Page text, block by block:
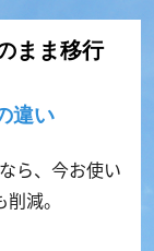
まま移行
違い
ら、今お使い
減。